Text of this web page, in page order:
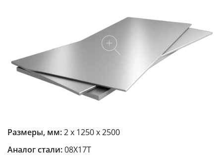
Размеры, мм:2 х 1250 х 2500
Аналог стали:08Х17Т